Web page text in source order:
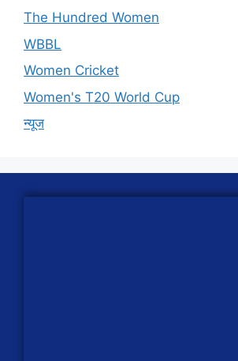
The Hundred Women
WBBL
Women Cricket
Women's T20 World Cup
न्यूज